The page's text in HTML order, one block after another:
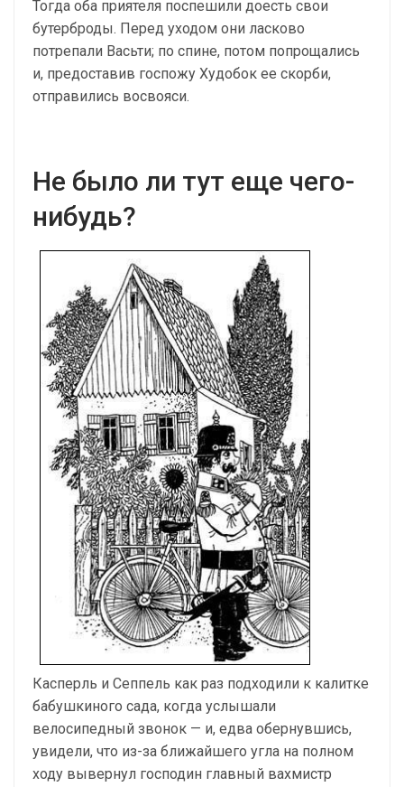
Тогда оба приятеля поспешили доесть свои
бутерброды. Перед уходом они ласково
потрепали Васьти; по спине, потом попрощались
и, предоставив госпожу Худобок ее скорби,
отправились восвояси.
Не было ли тут еще чего-
нибудь?
Касперль и Сеппель как раз подходили к калитке
бабушкиного сада, когда услышали
велосипедный звонок — и, едва обернувшись,
увидели, что из-за ближайшего угла на полном
ходу вывернул господин главный вахмистр